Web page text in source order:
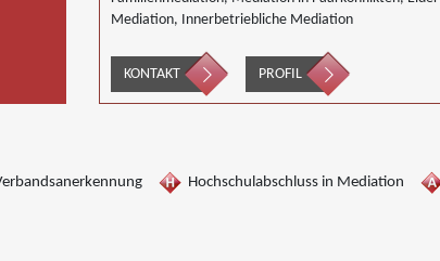
Mediation, Innerbetriebliche Mediation
KONTAKT PROFIL
Hochschulabschluss in Mediation